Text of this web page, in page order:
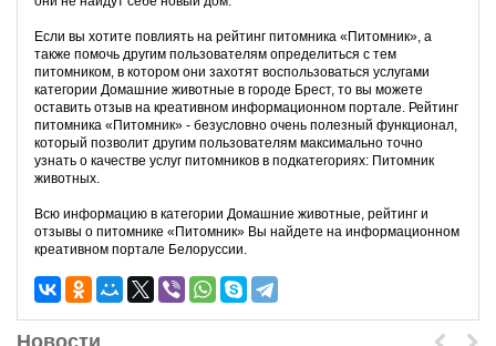
Если вы хотите повлиять на рейтинг питомника «Питомник», а
также помочь другим пользователям определиться с тем
питомником, в котором они захотят воспользоваться услугами
категории Домашние животные в городе Брест, то вы можете
оставить отзыв на креативном информационном портале. Рейтинг
питомника «Питомник» - безусловно очень полезный функционал,
который позволит другим пользователям максимально точно
узнать о качестве услуг питомников в подкатегориях: Питомник
животных.
Всю информацию в категории Домашние животные, рейтинг и
отзывы о питомнике «Питомник» Вы найдете на информационном
креативном портале Белоруссии.